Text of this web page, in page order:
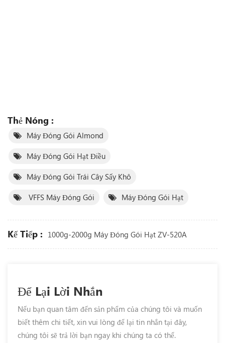
Thẻ Nóng :
Máy Đóng Gói Almond
Máy Đóng Gói Hạt Điều
Máy Đóng Gói Trái Cây Sấy Khô
VFFS Máy Đóng Gói Máy Đóng Gói Hạt
Kế Tiếp : 1000g-2000g Máy Đóng Gói Hạt ZV-520A
Để Lại Lời Nhắn
Nếu bạn quan tâm đến sản phẩm của chúng tôi và muốn
biết thêm chi tiết, xin vui lòng để lại tin nhắn tại đây,
chúng tôi sẽ trả lời bạn ngay khi chúng ta có thể.